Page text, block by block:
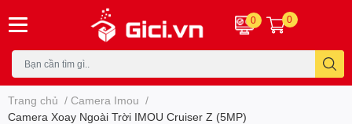
0 0
Trang chủ / Camera Imou /
Camera Xoay Ngoài Trời IMOU Cruiser Z (5MP)